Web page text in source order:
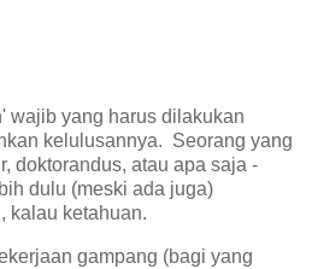
wajib yang harus dilakukan
kelulusannya. Seorang yang
doktorandus, atau apa saja -
dulu (meski ada juga)
kalau ketahuan.
gampang (bagi yang